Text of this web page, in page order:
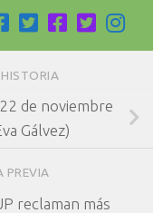
de noviembre
Gálvez)
PREVIA
reclaman más